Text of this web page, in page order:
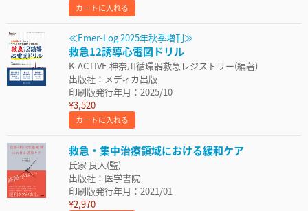
カートに入れる
≪Emer-Log 2025年秋季増刊≫
救急12誘導心電図ドリル
K-ACTIVE 神奈川循環器救急レジストリー(編著)
出版社：メディカ出版
印刷版発行年月：2025/10
¥3,520
カートに入れる
救急・集中治療領域における緩和ケア
氏家 良人(監)
出版社：医学書院
印刷版発行年月：2021/01
¥2,970